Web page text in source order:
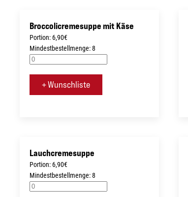
Broccolicremesuppe mit Käse
Portion: 6,90€
Mindestbestellmenge: 8
+ Wunschliste
Lauchcremesuppe
Portion: 6,90€
Mindestbestellmenge: 8